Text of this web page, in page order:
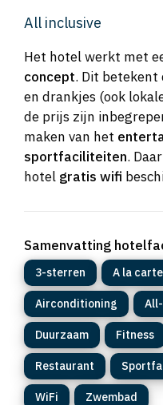
All inclusive
Het hotel werkt met
concept. Dit betekent
en drankjes (ook
de prijs zijn
maken van het
sportfaciliteiten.
hotel gratis wifi
Samenvatting
3-sterren A la carte
Airconditioning
Duurzaam Fitness
Restaurant
WiFi Zwembad